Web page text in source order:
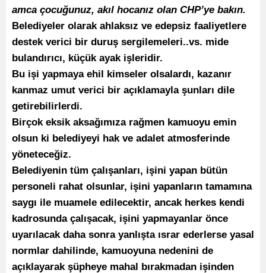
amca çocuğunuz, akıl hocanız olan CHP’ye bakın.
Belediyeler olarak ahlaksız ve edepsiz faaliyetlere
destek verici bir duruş sergilemeleri..vs. mide
bulandırıcı, küçük ayak işleridir.
Bu işi yapmaya ehil kimseler olsalardı, kazanır
kanmaz umut verici bir açıklamayla şunları dile
getirebilirlerdi.
Birçok eksik aksağımıza rağmen kamuoyu emin
olsun ki belediyeyi hak ve adalet atmosferinde
yöneteceğiz.
Belediyenin tüm çalışanları, işini yapan bütün
personeli rahat olsunlar, işini yapanların tamamına
saygı ile muamele edilecektir, ancak herkes kendi
kadrosunda çalışacak, işini yapmayanlar önce
uyarılacak daha sonra yanlışta ısrar ederlerse yasal
normlar dahilinde, kamuoyuna nedenini de
açıklayarak şüpheye mahal bırakmadan işinden